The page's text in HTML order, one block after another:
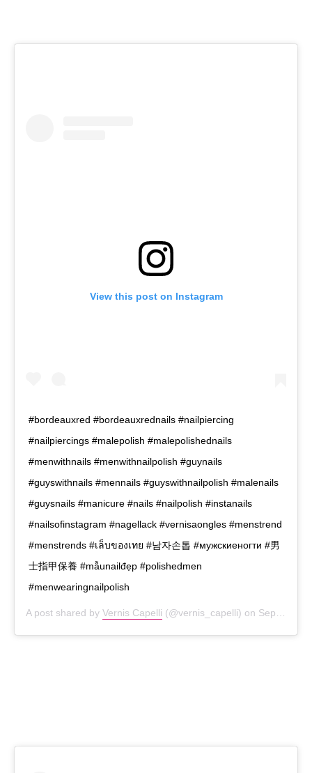
View this post on Instagram
#bordeauxred #bordeauxrednails #nailpiercing
#nailpiercings #malepolish #malepolishednails
#menwithnails #menwithnailpolish #guynails
#guyswithnails #mennails #guyswithnailpolish #malenails
#guysnails #manicure #nails #nailpolish #instanails
#nailsofinstagram #nagellack #vernisaongles #menstrend
#menstrends #เล็บของเทย #남자손톱 #мужскиеногти #男
士指甲保養 #mẫunailđẹp #polishedmen
#menwearingnailpolish
A post shared by Vernis Capelli (@vernis_capelli) on Sep 15, 2020 at 11:35pm PDT